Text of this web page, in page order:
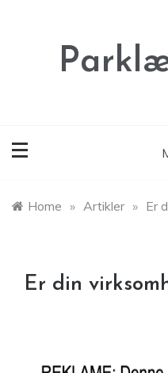
Home » Artikler » Er
Er din